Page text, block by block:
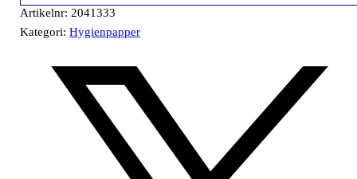
Artikelnr: 2041333
Kategori:Hygienpapper